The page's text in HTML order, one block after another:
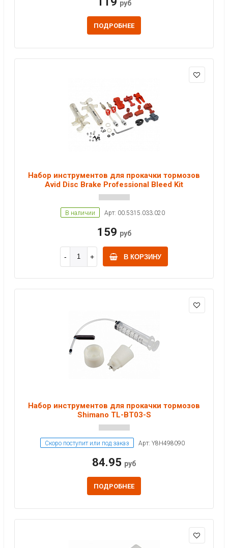
руб
ПОДРОБНЕЕ
Набор инструментов для прокачки тормозов
Avid Disc Brake Professional Bleed Kit
В наличии Арт: 00.5315.033.020
159 руб
В КОРЗИНУ
Набор инструментов для прокачки тормозов
Shimano TL-BT03-S
Скоро поступит или под заказ Арт: Y8H498090
84.95 руб
ПОДРОБНЕЕ